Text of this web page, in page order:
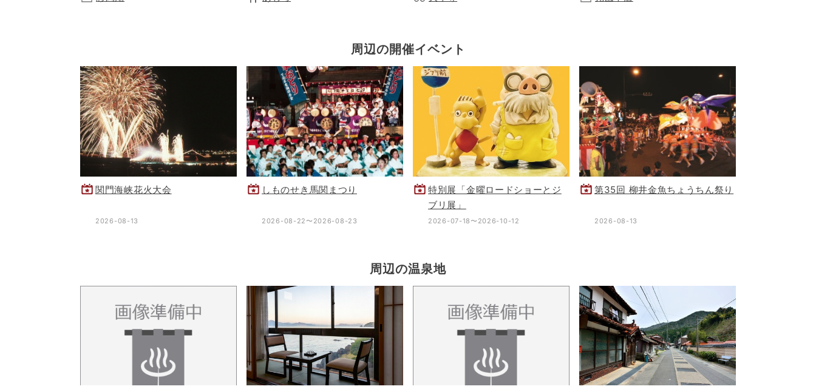
周辺の開催イベント
関門海峡花火大会
2026-08-13
しものせき馬関まつり
2026-08-22〜2026-08-23
特別展「金曜ロードショーとジ
ブリ展」
2026-07-18〜2026-10-12
第35回 柳井金魚ちょうちん祭り
2026-08-13
周辺の温泉地